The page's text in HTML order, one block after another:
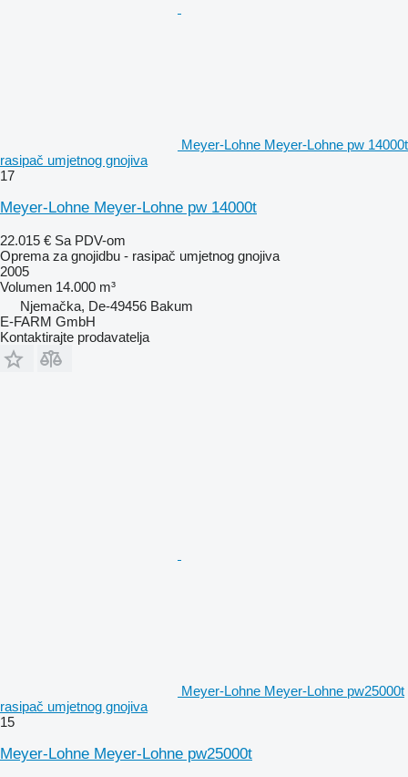
Meyer-Lohne Meyer-Lohne pw 14000t
rasipač umjetnog gnojiva
17
Meyer-Lohne Meyer-Lohne pw 14000t
22.015 € Sa PDV-om
Oprema za gnojidbu - rasipač umjetnog gnojiva
2005
Volumen 14.000 m³
Njemačka, De-49456 Bakum
E-FARM GmbH
Kontaktirajte prodavatelja
Meyer-Lohne Meyer-Lohne pw25000t
rasipač umjetnog gnojiva
15
Meyer-Lohne Meyer-Lohne pw25000t